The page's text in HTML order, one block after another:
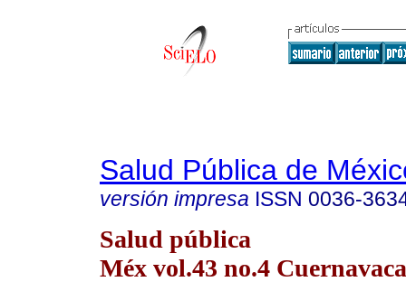
Salud Pública de
versión impresa ISSN 0036-
Salud pública
Méx vol.43 no.4